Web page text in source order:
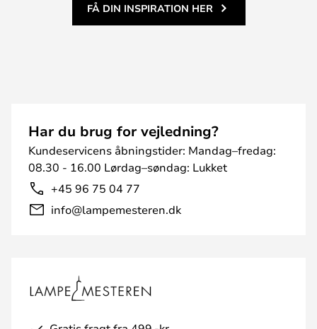
FÅ DIN INSPIRATION HER
Har du brug for vejledning?
Kundeservicens åbningstider: Mandag–fredag:
08.30 - 16.00 Lørdag–søndag: Lukket
+45 96 75 04 77
info@lampemesteren.dk